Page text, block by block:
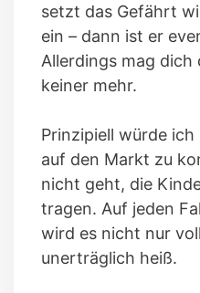
setzt das Gefährt
ein – dann ist er
Allerdings mag
keiner mehr.
Prinzipiell würde
auf den Markt zu
nicht geht, die
tragen. Auf jeden
wird es nicht nur
unerträglich heiß.